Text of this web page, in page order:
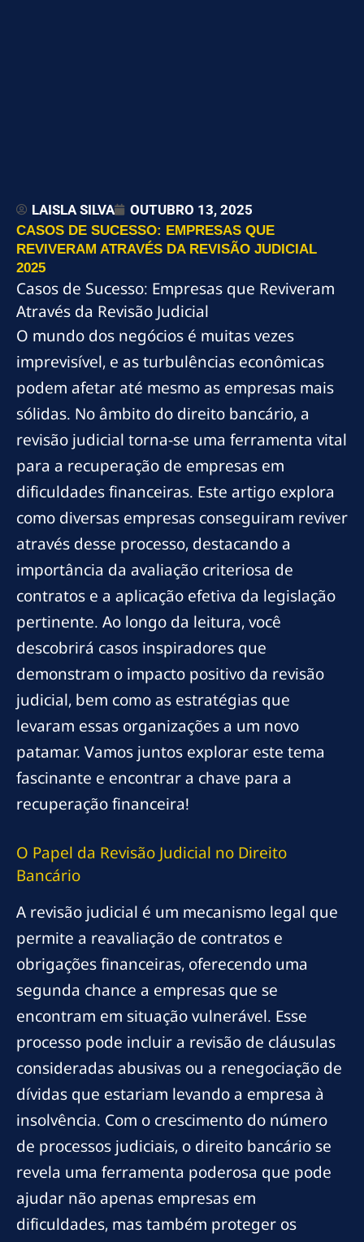
LAISLA SILVA OUTUBRO 13, 2025
CASOS DE SUCESSO: EMPRESAS QUE
REVIVERAM ATRAVÉS DA REVISÃO JUDICIAL
2025
Casos de Sucesso: Empresas que Reviveram
Através da Revisão Judicial
O mundo dos negócios é muitas vezes
imprevisível, e as turbulências econômicas
podem afetar até mesmo as empresas mais
sólidas. No âmbito do direito bancário, a
revisão judicial torna-se uma ferramenta vital
para a recuperação de empresas em
dificuldades financeiras. Este artigo explora
como diversas empresas conseguiram reviver
através desse processo, destacando a
importância da avaliação criteriosa de
contratos e a aplicação efetiva da legislação
pertinente. Ao longo da leitura, você
descobrirá casos inspiradores que
demonstram o impacto positivo da revisão
judicial, bem como as estratégias que
levaram essas organizações a um novo
patamar. Vamos juntos explorar este tema
fascinante e encontrar a chave para a
recuperação financeira!
O Papel da Revisão Judicial no Direito
Bancário
A revisão judicial é um mecanismo legal que
permite a reavaliação de contratos e
obrigações financeiras, oferecendo uma
segunda chance a empresas que se
encontram em situação vulnerável. Esse
processo pode incluir a revisão de cláusulas
consideradas abusivas ou a renegociação de
dívidas que estariam levando a empresa à
insolvência. Com o crescimento do número
de processos judiciais, o direito bancário se
revela uma ferramenta poderosa que pode
ajudar não apenas empresas em
dificuldades, mas também proteger os